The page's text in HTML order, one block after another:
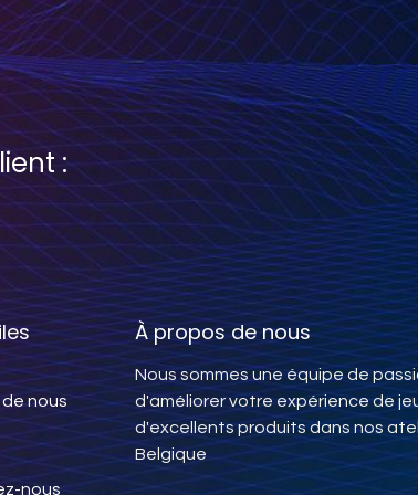
:
de nous
nous
À propos de nous
Nous sommes une équipe de
d'améliorer votre expérience de
d'excellents produits dans nos
Belgique